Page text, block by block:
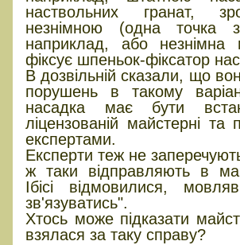
наствольних гранат,
незнімною (одна точка
наприклад, або незнімна
фіксує шпеньок-фіксатор
В дозвільній сказали, що
порушень в такому
насадка має бути
ліцензованій майстерні та
експертами.
Експерти теж не
ж таки відправляють в
Ібісі відмовилися,
зв'язуватись".
Хтось може підказати
взялася за таку справу?